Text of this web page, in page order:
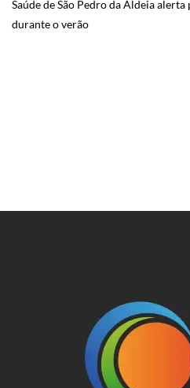
Saúde de São Pedro da Aldeia
durante o verão